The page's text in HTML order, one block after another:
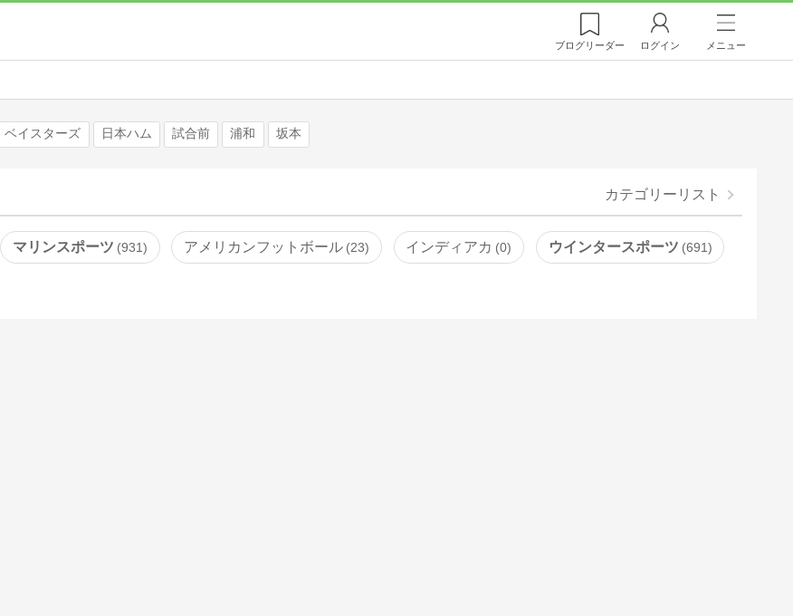
ブログリーダー ログイン メニュー
ベイスターズ 日本ハム 試合前 浦和 坂本
カテゴリーリスト
マリンスポーツ 931 アメリカンフットボール 23 インディアカ 0 ウインタースポーツ 691